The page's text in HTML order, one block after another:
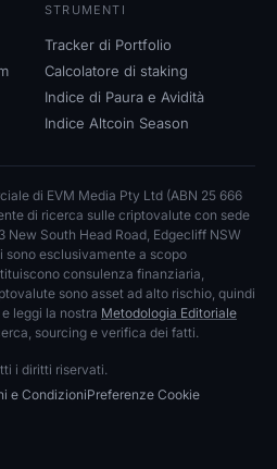
STRUMENTI
Tracker di Portfolio
Calcolatore di staking
Indice di Paura e Avidità
Indice Altcoin Season
di EVM Media Pty Ltd (ABN 25 666
di ricerca sulle criptovalute con sede
New South Head Road, Edgecliff NSW
sono esclusivamente a scopo
consulenza finanziaria,
sono asset ad alto rischio, quindi
leggi la nostra Metodologia Editoriale
sourcing e verifica dei fatti.
i diritti riservati.
e CondizioniPreferenze Cookie